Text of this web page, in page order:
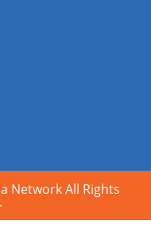
Network All Rights